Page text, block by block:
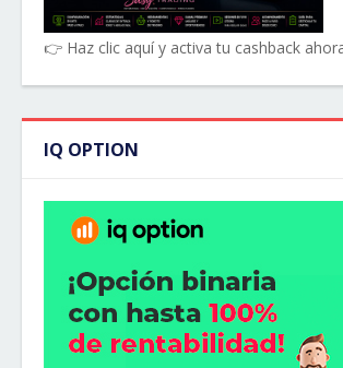
👉 Haz clic aquí y activa tu cashback
IQ OPTION